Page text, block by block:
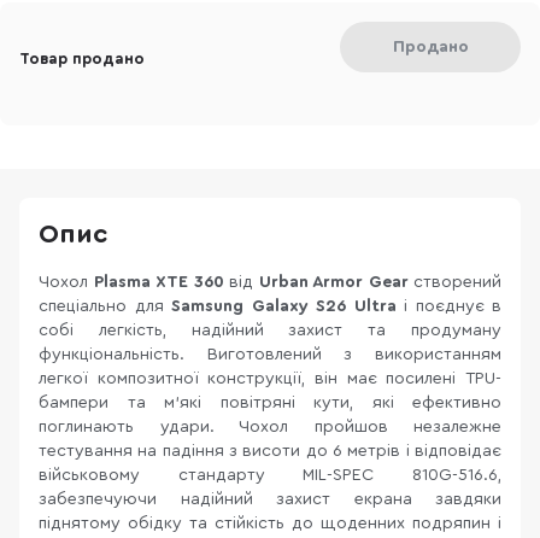
Товар продано
Продано
Опис
Чохол Plasma XTE 360 від Urban Armor Gearстворений
спеціально для Samsung Galaxy S26 Ultra і поєднує в
собі легкість, надійний захист та продуману
функціональність. Виготовлений з використанням
легкої композитної конструкції, він має посилені TPU-
бампери та м’які повітряні кути, які ефективно
поглинають удари. Чохол пройшов незалежне
тестування на падіння з висоти до 6 метрів і відповідає
військовому стандарту MIL-SPEC 810G-516.6,
забезпечуючи надійний захист екрана завдяки
піднятому обідку та стійкість до щоденних подряпин і